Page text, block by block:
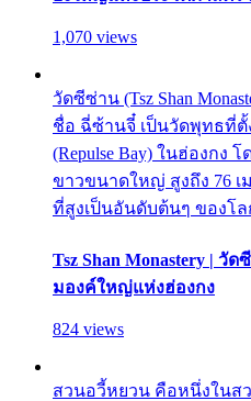
1,070 views
วัดซีซ่าน (Tsz Shan
ชื่อ ฉี่ซ้านจี๋ เป็นวัดพุทธที่ตั้
(Repulse Bay) ในฮ่องกง
ขาวขนาดใหญ่ สูงถึง 76 เ
ที่สูงเป็นอันดับต้นๆ ของโล
Tsz Shan Monastery | วั
มองค์ใหญ่แห่งฮ่องกง
824 views
สวนอวี้หยวน คือหนึ่งในส